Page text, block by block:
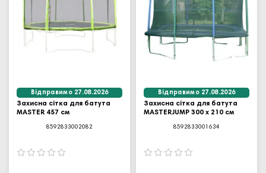
Відправимо 27.08.2026
Захисна сітка для батута
MASTER 457 см
8592833002082
Відправимо 27.08.2026
Захисна сітка для батута
MASTERJUMP 300 x 210 см
8592833001634